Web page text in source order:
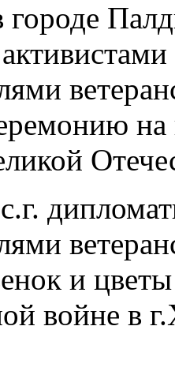
городе
на
и
войне в